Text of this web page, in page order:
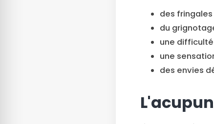
des
du
une
une
des envies